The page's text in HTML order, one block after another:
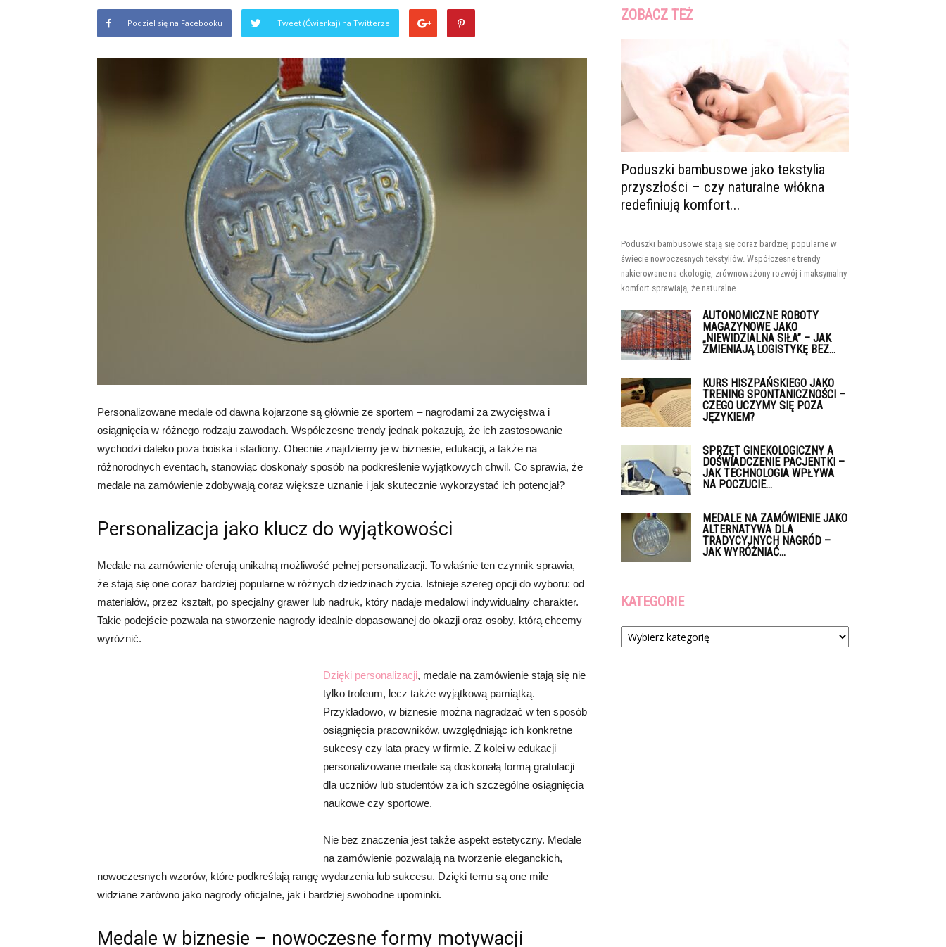
Podziel się na Facebooku Tweet (Ćwierkaj) na Twitterze
Personalizowane medale od dawna kojarzone są głównie ze sportem – nagrodami za zwycięstwa i
osiągnięcia w różnego rodzaju zawodach. Współczesne trendy jednak pokazują, że ich zastosowanie
wychodzi daleko poza boiska i stadiony. Obecnie znajdziemy je w biznesie, edukacji, a także na
różnorodnych eventach, stanowiąc doskonały sposób na podkreślenie wyjątkowych chwil. Co sprawia, że
medale na zamówienie zdobywają coraz większe uznanie i jak skutecznie wykorzystać ich potencjał?
Personalizacja jako klucz do wyjątkowości
Medale na zamówienie oferują unikalną możliwość pełnej personalizacji. To właśnie ten czynnik sprawia,
że stają się one coraz bardziej popularne w różnych dziedzinach życia. Istnieje szereg opcji do wyboru: od
materiałów, przez kształt, po specjalny grawer lub nadruk, który nadaje medalowi indywidualny charakter.
Takie podejście pozwala na stworzenie nagrody idealnie dopasowanej do okazji oraz osoby, którą chcemy
wyróżnić.
Dzięki personalizacji, medale na zamówienie stają się nie
tylko trofeum, lecz także wyjątkową pamiątką.
Przykładowo, w biznesie można nagradzać w ten sposób
osiągnięcia pracowników, uwzględniając ich konkretne
sukcesy czy lata pracy w firmie. Z kolei w edukacji
personalizowane medale są doskonałą formą gratulacji
dla uczniów lub studentów za ich szczególne osiągnięcia
naukowe czy sportowe.
Nie bez znaczenia jest także aspekt estetyczny. Medale
na zamówienie pozwalają na tworzenie eleganckich,
nowoczesnych wzorów, które podkreślają rangę wydarzenia lub sukcesu. Dzięki temu są one mile
widziane zarówno jako nagrody oficjalne, jak i bardziej swobodne upominki.
Medale w biznesie – nowoczesne formy motywacji
ZOBACZ TEŻ
Poduszki bambusowe jako tekstylia
przyszłości – czy naturalne włókna
redefiniują komfort...
Poduszki bambusowe stają się coraz bardziej popularne w
świecie nowoczesnych tekstyliów. Współczesne trendy
nakierowane na ekologię, zrównoważony rozwój i maksymalny
komfort sprawiają, że naturalne...
AUTONOMICZNE ROBOTY
MAGAZYNOWE JAKO
„NIEWIDZIALNA SIŁA” – JAK
ZMIENIAJĄ LOGISTYKĘ BEZ...
KURS HISZPAŃSKIEGO JAKO
TRENING SPONTANICZNOŚCI –
CZEGO UCZYMY SIĘ POZA
JĘZYKIEM?
SPRZĘT GINEKOLOGICZNY A
DOŚWIADCZENIE PACJENTKI –
JAK TECHNOLOGIA WPŁYWA
NA POCZUCIE...
MEDALE NA ZAMÓWIENIE JAKO
ALTERNATYWA DLA
TRADYCYJNYCH NAGRÓD –
JAK WYRÓŻNIAĆ...
KATEGORIE
Kategorie